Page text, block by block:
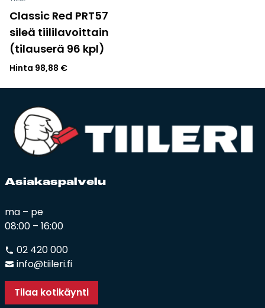
Classic Red PRT57
sileä tiililavoittain
(tilauserä 96 kpl)
Hinta 98,88 €
Asia­kas­pal­ve­lu
ma – pe
08:00 – 16:00
02 420 000
info@tiileri.fi
Tilaa kotikäynti